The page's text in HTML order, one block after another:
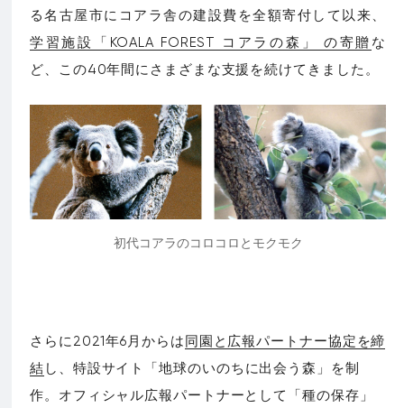
る名古屋市にコアラ舎の建設費を全額寄付して以来、
学習施設「KOALA FOREST コアラの森」 の寄贈 な
ど、この40年間にさまざまな支援を続けてきました。
初代コアラのコロコロ と モクモク
さらに2021年6月からは同園と広報パートナー協定を締
結 し、特設サイト「地球のいのちに出会う森」を制
作。オフィシャル広報パートナーとして「種の保存」